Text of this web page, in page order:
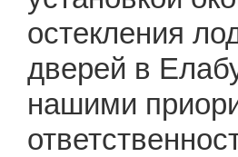
остекления
дверей в
нашими